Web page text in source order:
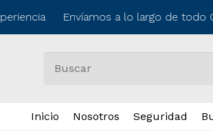
Envíamos a lo largo de todo
Inicio Nosotros Seguridad